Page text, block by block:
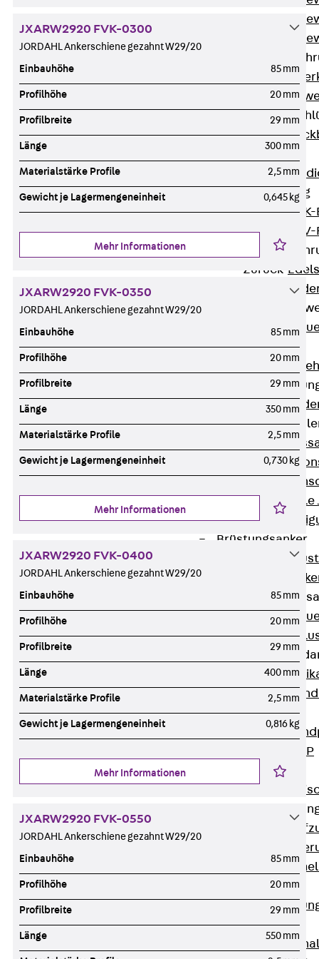
Zurück
GFK-Bewehrung
Zurück
FIBERNOX® V-
Zurück
Zurück
GRIPRIP®
Zurück
Winkelkonsole
Brüstungsanker
Zurück
Attika-
Zurück
Windposts
Zurück
Windpost JWP
Schallisolation
Schalrohre
JXARW2920 FVK-0300
JORDAHL Ankerschiene gezahnt W29/20
Einbauhöhe 85 mm
Profilhöhe 20 mm
Profilbreite 29 mm
Länge 300 mm
Materialstärke Profile 2,5 mm
Gewicht je Lagermengeneinheit 0,645 kg
Mehr Informationen
JXARW2920 FVK-0350
JORDAHL Ankerschiene gezahnt W29/20
Einbauhöhe 85 mm
Profilhöhe 20 mm
Profilbreite 29 mm
Länge 350 mm
Materialstärke Profile 2,5 mm
Gewicht je Lagermengeneinheit 0,730 kg
Mehr Informationen
JXARW2920 FVK-0400
JORDAHL Ankerschiene gezahnt W29/20
Einbauhöhe 85 mm
Profilhöhe 20 mm
Profilbreite 29 mm
Länge 400 mm
Materialstärke Profile 2,5 mm
Gewicht je Lagermengeneinheit 0,816 kg
Mehr Informationen
JXARW2920 FVK-0550
JORDAHL Ankerschiene gezahnt W29/20
Einbauhöhe 85 mm
Profilhöhe 20 mm
Profilbreite 29 mm
Länge 550 mm